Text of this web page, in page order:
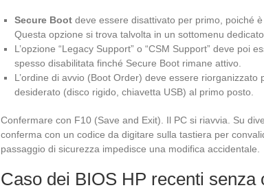
Secure Boot deve essere disattivato per primo, poiché
Questa opzione si trova talvolta in un sottomenu dedicato
L’opzione “Legacy Support” o “CSM Support” deve poi
spesso disabilitata finché Secure Boot rimane attivo.
L’ordine di avvio (Boot Order) deve essere
desiderato (disco rigido, chiavetta USB) al primo posto.
Confermare con F10 (Save and Exit). Il PC si riavvia. Su
conferma con un codice da digitare sulla tastiera per
passaggio di sicurezza impedisce una modifica accidentale.
Caso dei BIOS HP recenti senza